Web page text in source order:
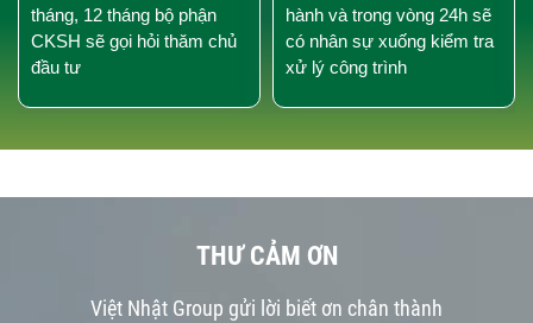
tháng, 12 tháng bộ phận
CKSH sẽ gọi hỏi thăm chủ
đầu tư
hành và trong vòng 24h sẽ
có nhân sự xuống kiểm tra
xử lý công trình
THƯ CẢM ƠN
Việt Nhật Group gửi lời biết ơn chân thành